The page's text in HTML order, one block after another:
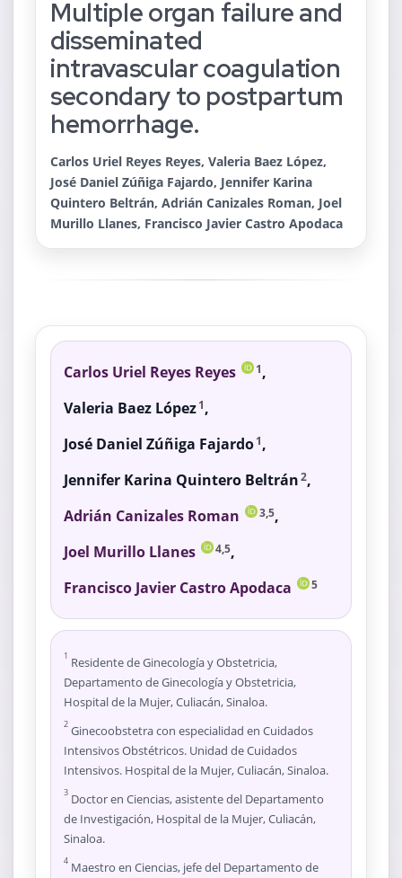
Multiple organ failure and
disseminated
intravascular coagulation
secondary to postpartum
hemorrhage.
Carlos Uriel Reyes Reyes, Valeria Baez López,
José Daniel Zúñiga Fajardo, Jennifer Karina
Quintero Beltrán, Adrián Canizales Roman, Joel
Murillo Llanes, Francisco Javier Castro Apodaca
Carlos Uriel Reyes Reyes 1 ,
Valeria Baez López 1 ,
José Daniel Zúñiga Fajardo 1 ,
Jennifer Karina Quintero Beltrán 2,
Adrián Canizales Roman
3,5,
Joel Murillo Llanes
4,5,
Francisco Javier Castro Apodaca
5
1 Residente de Ginecología y Obstetricia,
Departamento de Ginecología y Obstetricia,
Hospital de la Mujer, Culiacán, Sinaloa.
2 Ginecoobstetra con especialidad en Cuidados
Intensivos Obstétricos. Unidad de Cuidados
Intensivos. Hospital de la Mujer, Culiacán, Sinaloa.
3 Doctor en Ciencias, asistente del Departamento
de Investigación, Hospital de la Mujer, Culiacán,
Sinaloa.
4 Maestro en Ciencias, jefe del Departamento de